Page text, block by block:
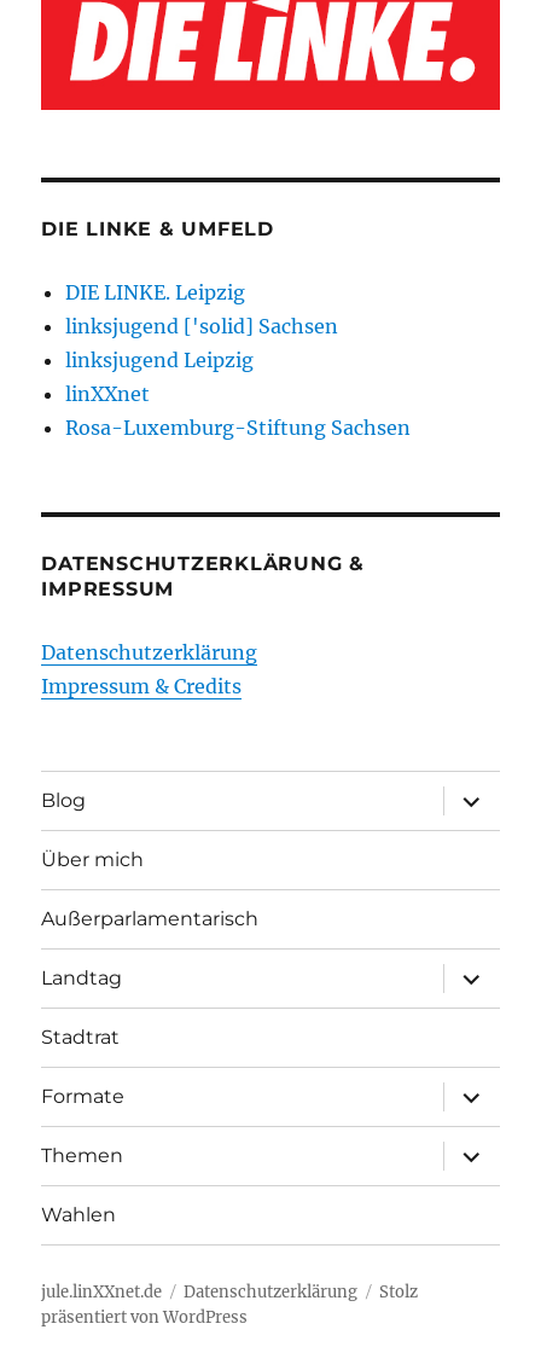
DIE LINKE & UMFELD
DIE LINKE. Leipzig
linksjugend ['solid] Sachsen
linksjugend Leipzig
linXXnet
Rosa-Luxemburg-Stiftung Sachsen
DATENSCHUTZERKLÄRUNG &
IMPRESSUM
Datenschutzerklärung
Impressum & Credits
Blog
öffnen
Über mich
Außerparlamentarisch
Landtag
öffnen
Stadtrat
Formate
öffnen
Themen
öffnen
Wahlen
jule.linXXnet.de Datenschutzerklärung
Stolz
präsentiert von WordPress